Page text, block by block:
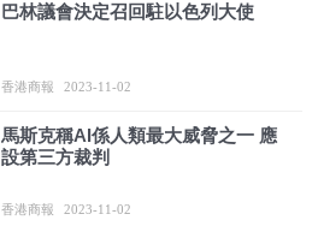
巴林議會決定召回駐以色列大使
香港商報 2023-11-02
馬斯克稱AI係人類最大威脅之一 應
設第三方裁判
香港商報 2023-11-02